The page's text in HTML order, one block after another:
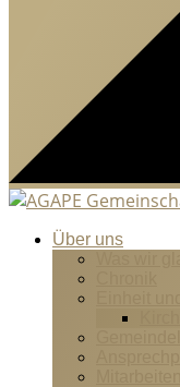
Über uns
Einheit